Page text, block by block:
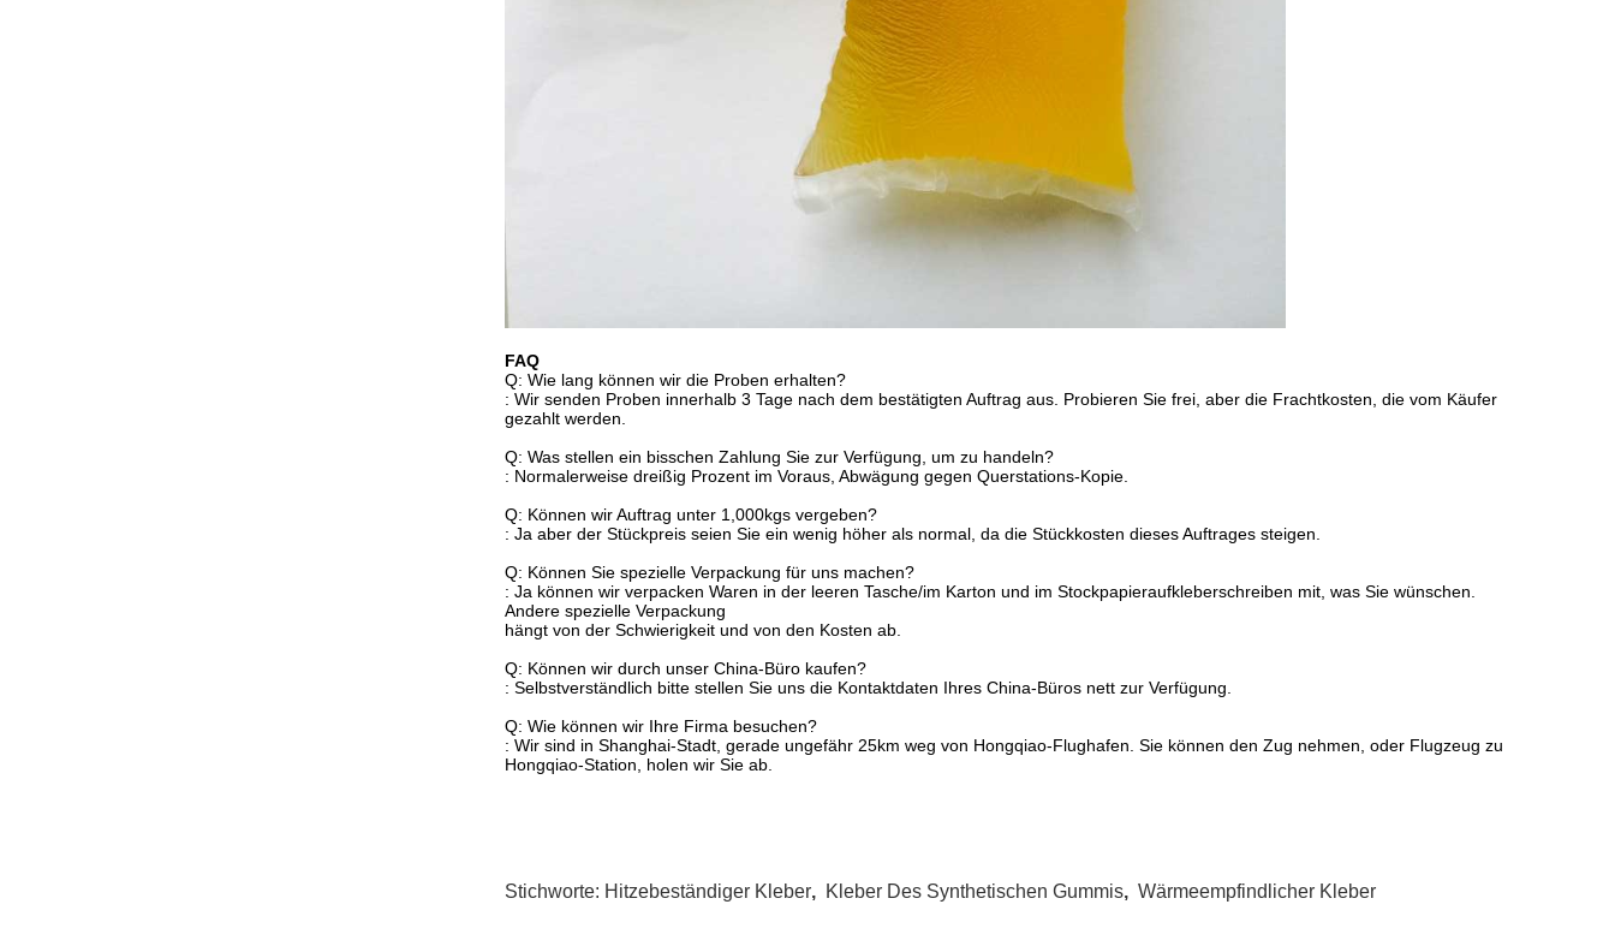
FAQ
Q: Wie lang können wir die Proben erhalten?
: Wir senden Proben innerhalb 3 Tage nach dem bestätigten Auftrag aus. Probieren Sie frei, aber die Frachtkosten, die vom Käufer
gezahlt werden.
Q: Was stellen ein bisschen Zahlung Sie zur Verfügung, um zu handeln?
: Normalerweise dreißig Prozent im Voraus, Abwägung gegen Querstations-Kopie.
Q: Können wir Auftrag unter 1,000kgs vergeben?
: Ja aber der Stückpreis seien Sie ein wenig höher als normal, da die Stückkosten dieses Auftrages steigen.
Q: Können Sie spezielle Verpackung für uns machen?
: Ja können wir verpacken Waren in der leeren Tasche/im Karton und im Stockpapieraufkleberschreiben mit, was Sie wünschen.
Andere spezielle Verpackung
hängt von der Schwierigkeit und von den Kosten ab.
Q: Können wir durch unser China-Büro kaufen?
: Selbstverständlich bitte stellen Sie uns die Kontaktdaten Ihres China-Büros nett zur Verfügung.
Q: Wie können wir Ihre Firma besuchen?
: Wir sind in Shanghai-Stadt, gerade ungefähr 25km weg von Hongqiao-Flughafen. Sie können den Zug nehmen, oder Flugzeug zu
Hongqiao-Station, holen wir Sie ab.
Stichworte: Hitzebeständiger Kleber, Kleber Des Synthetischen Gummis, Wärmeempfindlicher Kleber